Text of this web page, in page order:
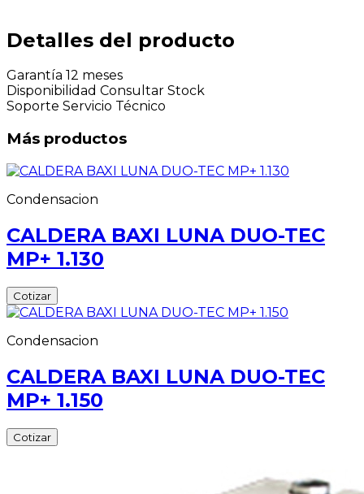
Detalles del producto
Garantía 12 meses
Disponibilidad Consultar Stock
Soporte Servicio Técnico
Más productos
Condensacion
CALDERA BAXI LUNA DUO-TEC
MP+ 1.130
Cotizar
Condensacion
CALDERA BAXI LUNA DUO-TEC
MP+ 1.150
Cotizar